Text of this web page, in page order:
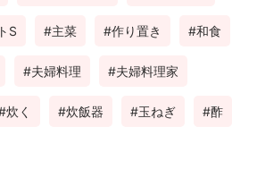
S 主菜 作り置き 和食
夫婦料理 夫婦料理家
炊く 炊飯器 玉ねぎ 酢